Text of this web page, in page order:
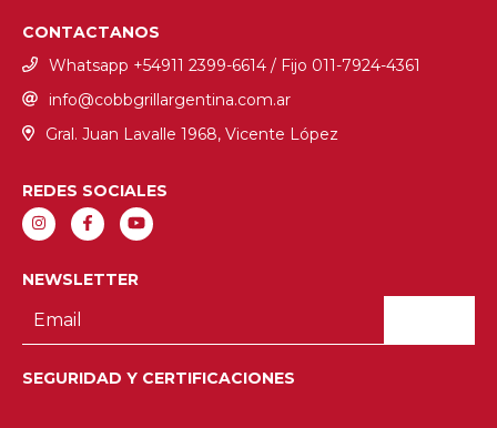
CONTACTANOS
Whatsapp +54911 2399-6614 / Fijo ‎011-7924-4361
info@cobbgrillargentina.com.ar
Gral. Juan Lavalle 1968, Vicente López
REDES SOCIALES
NEWSLETTER
SEGURIDAD Y CERTIFICACIONES